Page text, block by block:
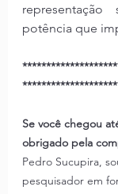
potência que
Se você chegou
obrigado pela
Pedro Sucupira,
pesquisador em